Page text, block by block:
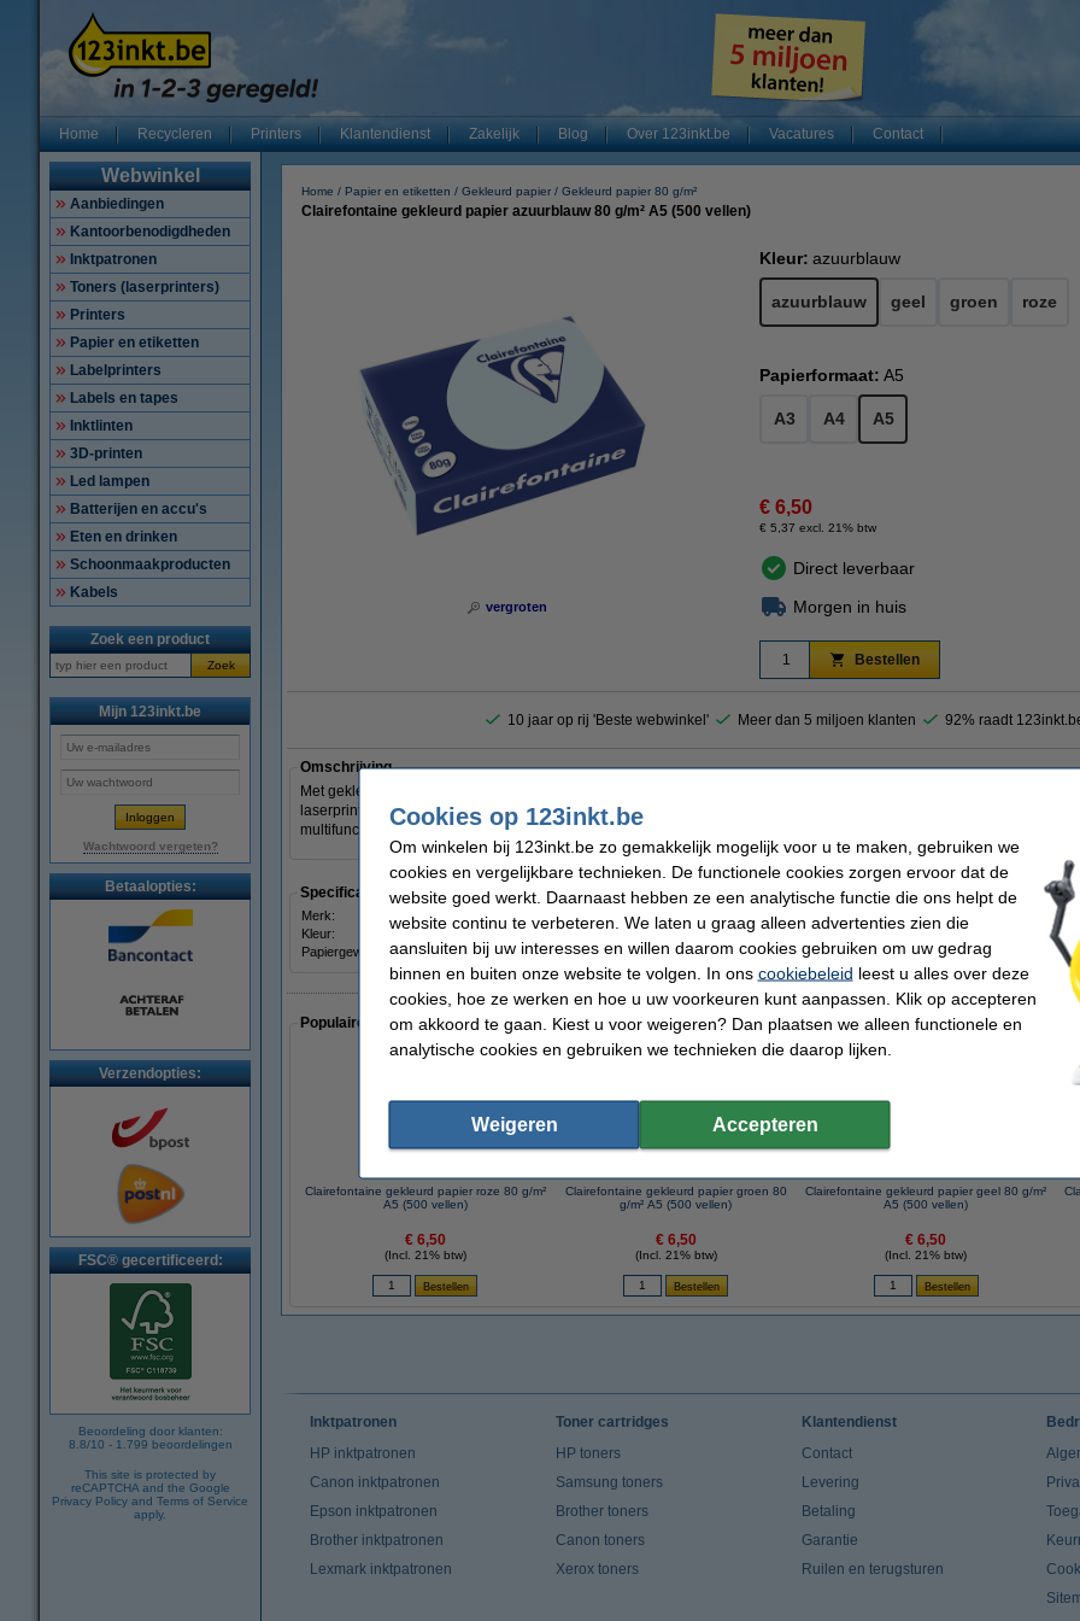
Home Recycleren Printers Klantendienst Zakelijk Blog Over 123inkt.be Vacatures Contact
Webwinkel
Aanbiedingen
Kantoorbenodigdheden
Inktpatronen
Toners (laserprinters)
Printers
Papier en etiketten
Labelprinters
Labels en tapes
Inktlinten
3D-printen
Led lampen
Batterijen en accu's
Eten en drinken
Schoonmaakproducten
Kabels
Zoek een product
Zoek
Mijn 123inkt.be
Wachtwoord vergeten?
Betaalopties:
Verzendopties:
FSC® gecertificeerd:
Beoordeling door klanten:
8.8/10 - 1.799 beoordelingen
This site is protected by
reCAPTCHA and the Google
Privacy Policy and Terms of Service
apply.
Home Papier en etiketten Gekleurd papier Gekleurd papier 80 g/m²
Clairefontaine gekleurd papier azuurblauw 80 g/m² A5 (500 vellen)
vergroten
Kleur: azuurblauw
azuurblauw geel groen roze
Papierformaat: A5
A3 A4 A5
€ 6,50
€ 5,37 excl. 21% btw
Direct leverbaar
Morgen in huis
Bestellen
10 jaar op rij 'Beste webwinkel' Meer dan 5 miljoen klanten 92% raadt
Omschrijving
Met gekleurd printpapier van Clairefontaine geeft u documenten een extra dimensie. Dit blauwe A5-papier is in elke
laserprinters). Het biedt onbeperkte mogelijkheden voor het creëren van opvallende documenten en creatieve uitingen.
multifunctioneel gekleurd papier.
Specificaties
Merk: Clairefontaine Papierformaat:
Kleur:
azuurblauw Aantal vellen:
Papiergewicht:
80 g/m² Ons artikelnr:
Populaire artikelen van klanten die dit artikel ook besteld hebben
Clairefontaine gekleurd papier roze 80 g/m²
A5 (500 vellen)
€ 6,50
(Incl. 21% btw)
Clairefontaine gekleurd papier groen 80
g/m² A5 (500 vellen)
€ 6,50
(Incl. 21% btw)
Clairefontaine gekleurd papier geel 80 g/m²
A5 (500 vellen)
€ 6,50
(Incl. 21% btw)
Inktpatronen
HP inktpatronen
Canon inktpatronen
Epson inktpatronen
Brother inktpatronen
Lexmark inktpatronen
Toner cartridges
HP toners
Samsung toners
Brother toners
Canon toners
Xerox toners
Klantendienst
Contact
Levering
Betaling
Garantie
Ruilen en terugsturen
Cookies op 123inkt.be
Om winkelen bij 123inkt.be zo gemakkelijk mogelijk voor u te maken, gebruiken we
cookies en vergelijkbare technieken. De functionele cookies zorgen ervoor dat de
website goed werkt. Daarnaast hebben ze een analytische functie die ons helpt de
website continu te verbeteren. We laten u graag alleen advertenties zien die
aansluiten bij uw interesses en willen daarom cookies gebruiken om uw gedrag
binnen en buiten onze website te volgen. In ons cookiebeleid leest u alles over deze
cookies, hoe ze werken en hoe u uw voorkeuren kunt aanpassen. Klik op accepteren
om akkoord te gaan. Kiest u voor weigeren? Dan plaatsen we alleen functionele en
analytische cookies en gebruiken we technieken die daarop lijken.
Weigeren Accepteren